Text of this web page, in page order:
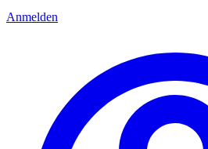
Anmelden